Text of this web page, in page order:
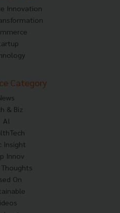
Innovation
Category
& Biz
AI
Insight
Innov
Thoughts
On